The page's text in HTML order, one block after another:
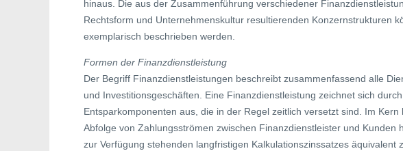
hinaus. Die aus der Zusammenführung verschiedener
Rechtsform und Unternehmenskultur resultierenden Konzernstrukturen
exemplarisch beschrieben werden.
Formen der Finanzdienstleistung
Der Begriff Finanzdienstleistungen beschreibt zusammenfassend alle
und Investitionsgeschäften. Eine Finanzdienstleistung zeichnet sich
Entsparkomponenten aus, die in der Regel zeitlich versetzt sind. Im
Abfolge von Zahlungsströmen zwischen Finanzdienstleister und Kunden
zur Verfügung stehenden langfristigen Kalkulationszinssatzes äquivalent